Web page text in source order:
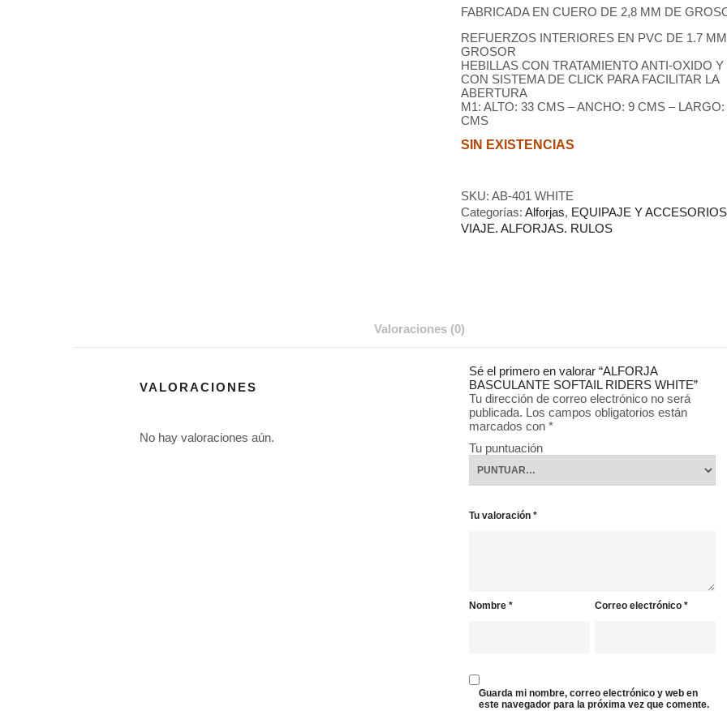
FABRICADA EN CUERO DE 2,8 MM DE
REFUERZOS INTERIORES EN PVC DE 1.7
GROSOR
HEBILLAS CON TRATAMIENTO ANTI-OXIDO Y
CON SISTEMA DE CLICK PARA FACILITAR LA
ABERTURA
M1: ALTO: 33 CMS – ANCHO: 9 CMS – LARGO:
CMS
SIN EXISTENCIAS
SKU: AB-401 WHITE
Categorías: Alforjas, EQUIPAJE Y
VIAJE. ALFORJAS. RULOS
Valoraciones (0)
VALORACIONES
No hay valoraciones aún.
Sé el primero en valorar “ALFORJA
BASCULANTE SOFTAIL RIDERS WHITE”
Tu dirección de correo electrónico no será
publicada. Los campos obligatorios están
marcados con *
Tu puntuación
Tu valoración *
Nombre * Correo electrónico *
Guarda mi nombre, correo electrónico y web en
este navegador para la próxima vez que comente.